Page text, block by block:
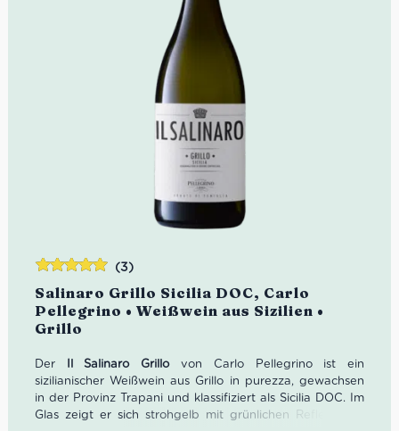
Salinaro Grillo Sicilia DOC, Carlo
Pellegrino • Weißwein aus Sizilien •
Grillo
(3)
Der Il Salinaro Grillovon Carlo Pellegrino ist ein
sizilianischer Weißwein aus Grillo in purezza, gewachsen
in der Provinz Trapani und klassifiziert als Sicilia DOC. Im
Glas zeigt er sich strohgelb mit grünlichen Reflexen; in
Bewertet
mit5.00von
5